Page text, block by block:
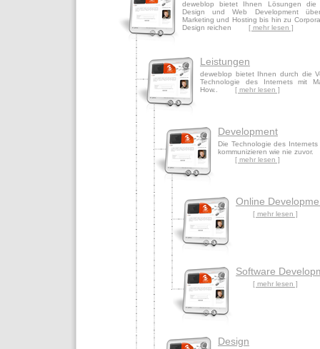
deweblop bietet Ihnen Lösungen die
Design und Web Development
Marketing und Hosting bis hin zu
Design reichen [ mehr lesen ]
Leistungen
deweblop bietet Ihnen durch die
Technologie des Internets mit
How.. [ mehr lesen ]
Development
Die Technologie des
kommunizieren wie nie zuvor.
[ mehr lesen ]
Online
[ mehr lesen ]
Software
[ mehr lesen ]
Design